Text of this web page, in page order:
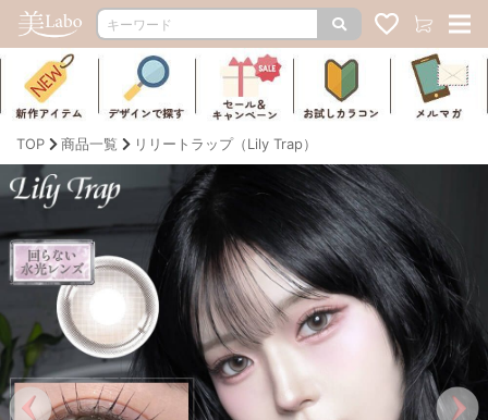
TOP 商品一覧 リリートラップ（Lily Trap）